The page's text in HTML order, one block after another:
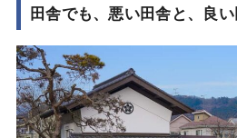
田舎でも、悪い田舎と、良